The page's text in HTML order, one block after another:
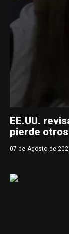
EE.UU.
pierde otros
07 de Agosto de